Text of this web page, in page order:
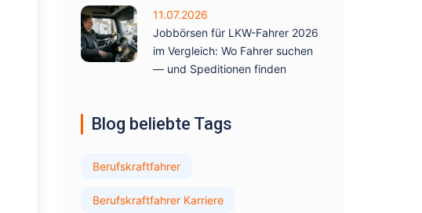
11.07.2026
Jobbörsen für LKW-Fahrer 2026
im Vergleich: Wo Fahrer suchen
— und Speditionen finden
Blog beliebte Tags
Berufskraftfahrer
Berufskraftfahrer Karriere